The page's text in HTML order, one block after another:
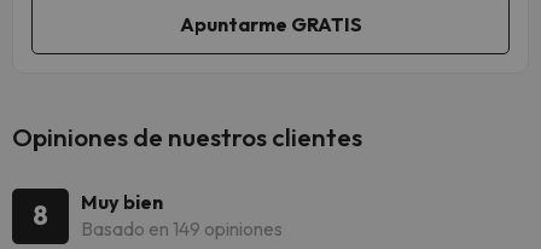
Opiniones de nuestros clientes
8
Muy bien
Basado en 149 opiniones